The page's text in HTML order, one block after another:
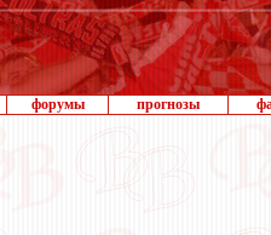
форумы прогнозы